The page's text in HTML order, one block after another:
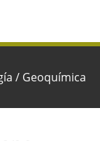
/ Geoquímica